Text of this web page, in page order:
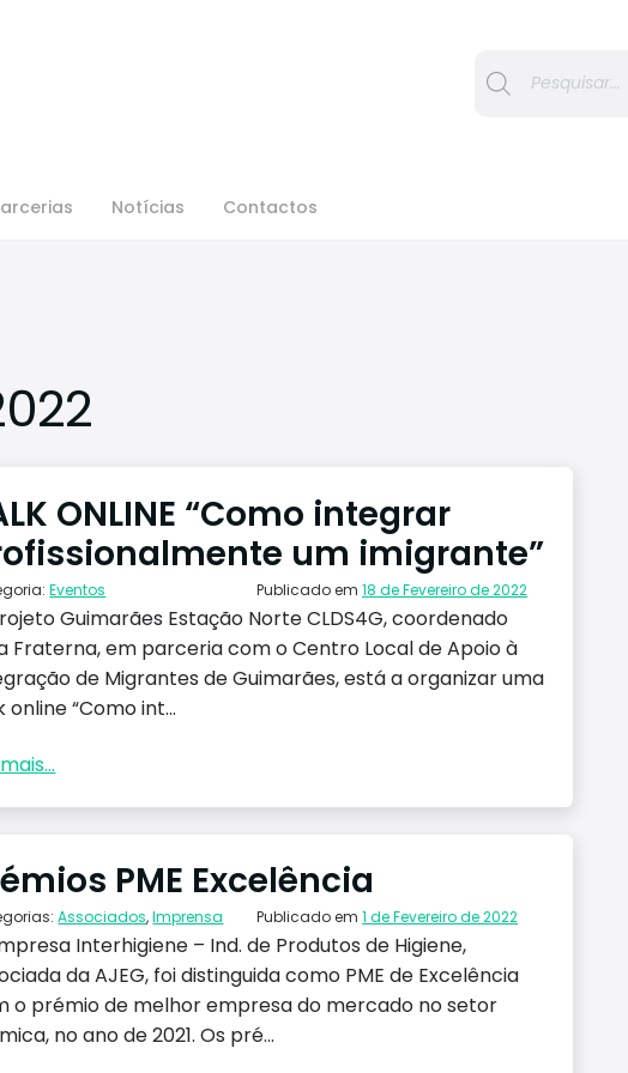
Notícias Contactos
ONLINE “Como integrar
um imigrante”
Eventos Publicado em18 de Fevereiro de 2022
Guimarães Estação Norte CLDS4G, coordenado
Fraterna, em parceria com o Centro Local de Apoio à
de Migrantes de Guimarães, está a organizar uma
online “Como int...
PME Excelência
Associados,Imprensa Publicado em1 de Fevereiro de 2022
Interhigiene – Ind. de Produtos de Higiene,
da AJEG, foi distinguida como PME de Excelência
o prémio de melhor empresa do mercado no setor
no ano de 2021. Os pré...